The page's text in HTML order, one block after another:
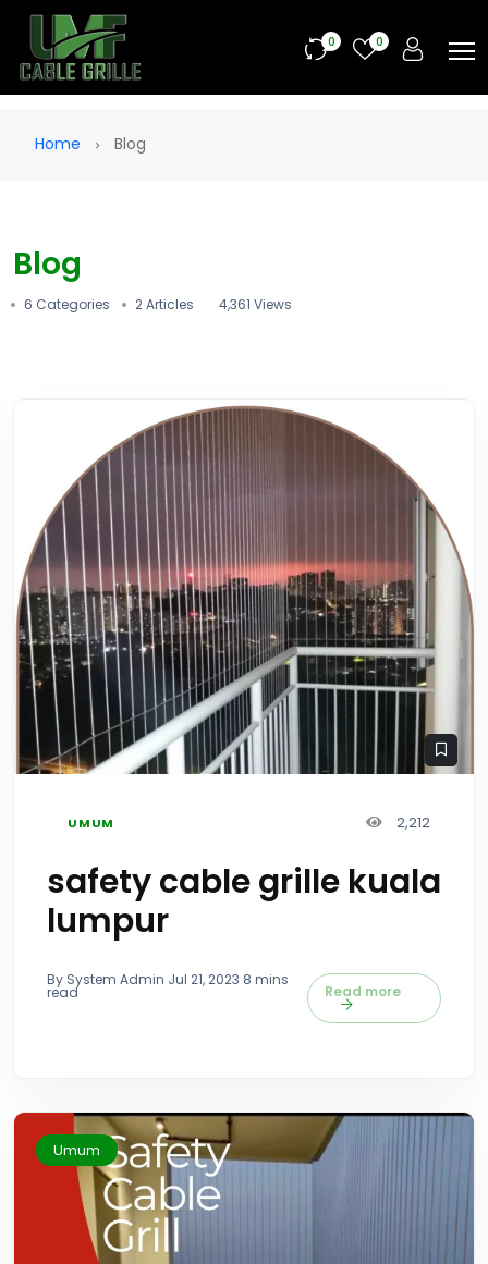
0 0
Home Blog
Blog
6 Categories 2 Articles 4,361 Views
UMUM 2,212
safety cable grille kuala
lumpur
By System Admin Jul 21, 2023 8 mins
read Read more
Umum